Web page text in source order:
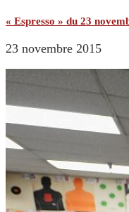
« Espresso » du 23
23 novembre 2015